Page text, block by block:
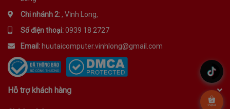
Chi nhánh 2:, Vĩnh Long,
Số điện thoại:0939 18 2727
Email: huutaicomputer.vinhlong@gmail.com
Hỗ trợ khách hàng
.
.